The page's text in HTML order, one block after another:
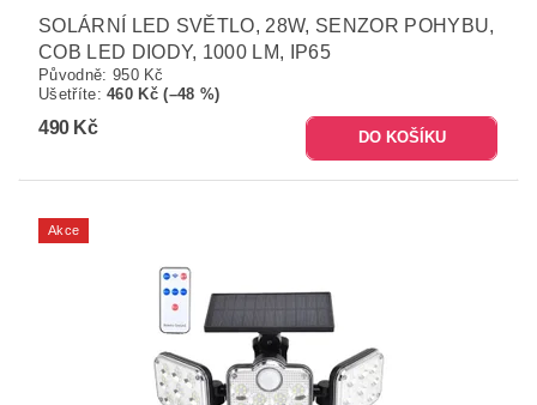
SOLÁRNÍ LED SVĚTLO, 28W, SENZOR POHYBU,
COB LED DIODY, 1000 LM, IP65
Původně: 950 Kč
Ušetříte:460 Kč (–48 %)
490 Kč
Akce